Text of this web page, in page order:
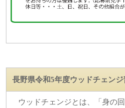
長野県令和5年度ウッドチェン
ウッドチェンジとは、「身の